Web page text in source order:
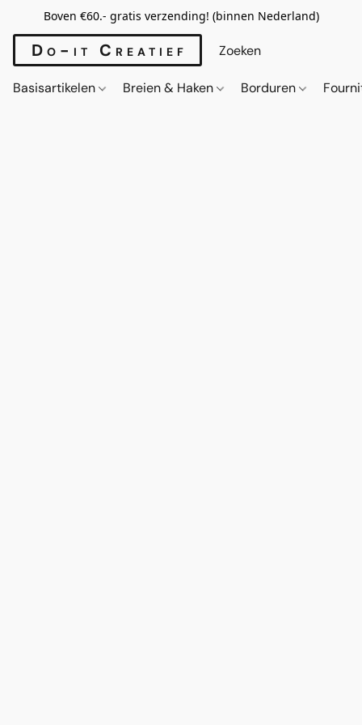
Boven €60.- gratis verzending! (binnen Nederland)
Do-it Creatief
Basisartikelen Breien & Haken Borduren